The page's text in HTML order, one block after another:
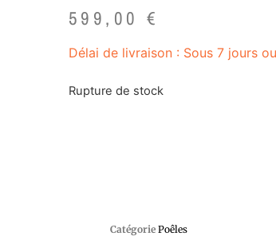
599,00 €
Délai de livraison : Sous 7 jours
Rupture de stock
Catégorie Poêles